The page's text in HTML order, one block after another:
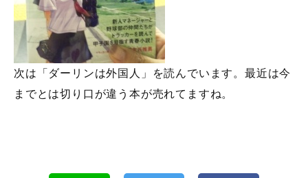
次は「ダーリンは外国人」を読んでいます。最近は今
までとは切り口が違う本が売れてますね。